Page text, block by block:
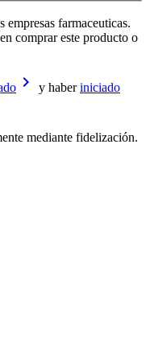
farmaceuticas.
comprar este producto o
keyboard_arrow_right y haberiniciado
mediante fidelización.